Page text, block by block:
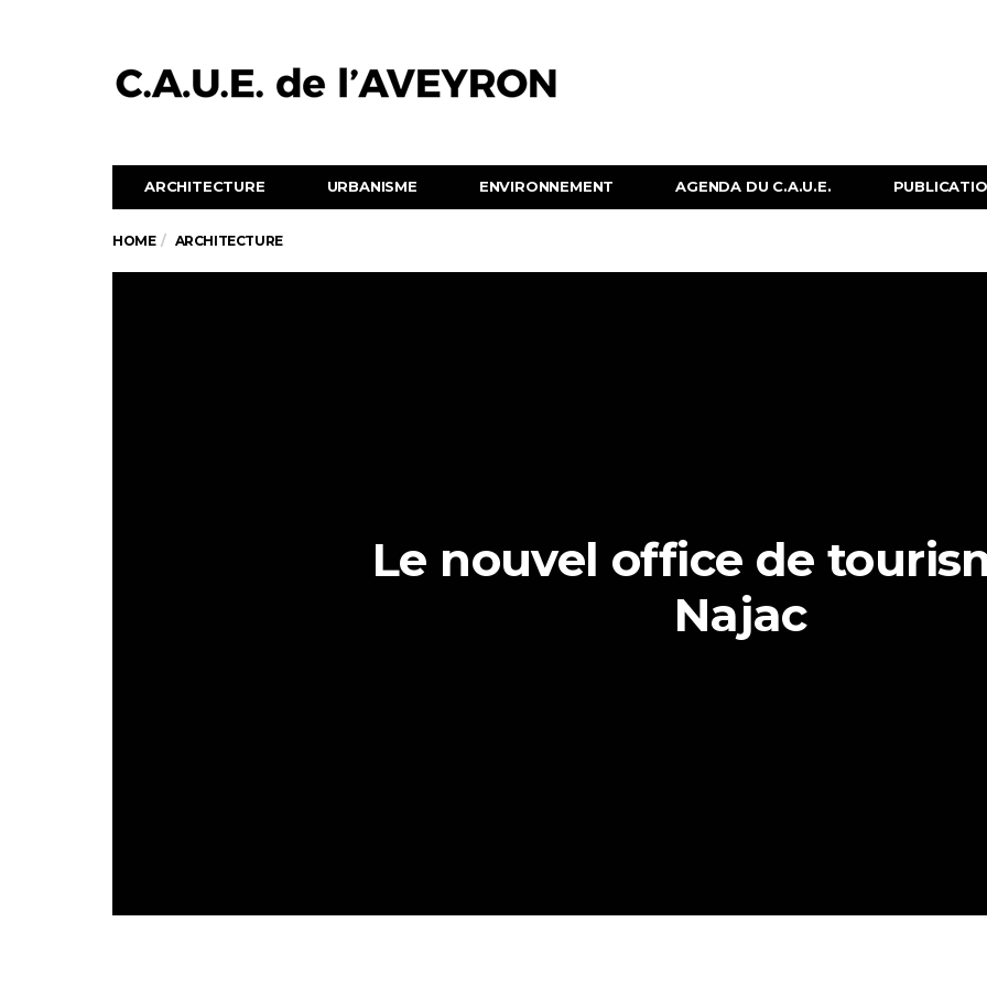
ARCHITECTURE URBANISME ENVIRONNEMENT AGENDA DU C.A.U.E.
HOME ARCHITECTURE
Le nouvel office de
Najac